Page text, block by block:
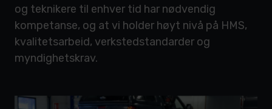
og teknikere til enhver tid har nødvendig
kompetanse, og at vi holder høyt nivå på HMS,
kvalitetsarbeid, verkstedstandarder og
myndighetskrav.